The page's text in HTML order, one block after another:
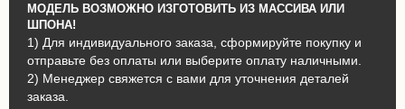
МОДЕЛЬ ВОЗМОЖНО ИЗГОТОВИТЬ ИЗ МАССИВА ИЛИ
ШПОНА!
1) Для индивидуального заказа, сформируйте покупку и
отправьте без оплаты или выберите оплату наличными.
2) Менеджер свяжется с вами для уточнения деталей
заказа.